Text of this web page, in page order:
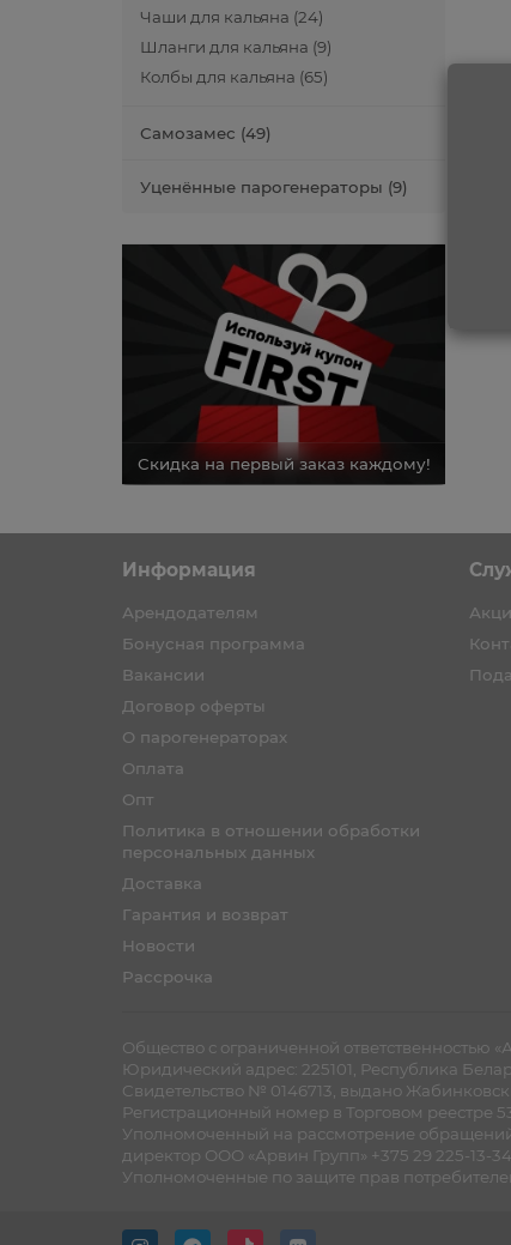
Чаши для кальяна (24)
Шланги для кальяна (9)
Колбы для кальяна (65)
Самозамес (49)
Уценённые парогенераторы (9)
Скидка на первый заказ каждому!
Информация
Арендодателям
Бонусная программа
Вакансии
Договор оферты
О парогенераторах
Оплата
Опт
Политика в отношении обработки
персональных данных
Доставка
Гарантия и возврат
Новости
Рассрочка
Общество с ограниченной ответственностью
Юридический адрес: 225101, Республика
Cвидетельство № 0146713, выдано
Регистрационный номер в Торговом реестре
Уполномоченный на рассмотрение обращений
директор ООО «Арвин Групп» +375 29 225-13-34
Уполномоченные по защите прав